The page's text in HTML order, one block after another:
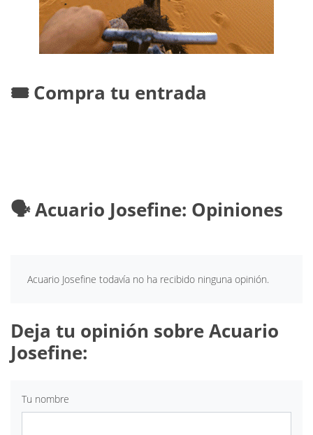
🎟️ Compra tu entrada
🗣️ Acuario Josefine: Opiniones
Acuario Josefine todavía no ha recibido ninguna opinión.
Deja tu opinión sobre Acuario
Josefine:
Tu nombre